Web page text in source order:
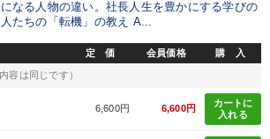
なる人物の違い。社長人生を豊かにする学びの
たちの「転機」の教え A...
定 価 会員価格 購 入
容は同じです）
6,600円 6,600円
カートに
入れる